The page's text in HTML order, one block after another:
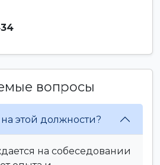
вопросы
на этой должности?
на собеседовании